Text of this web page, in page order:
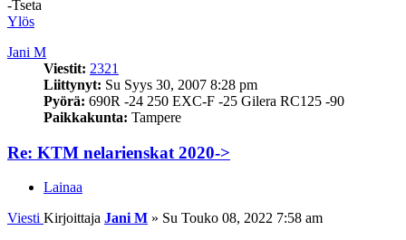
-Tseta
Ylös
Jani M
Viestit: 2321
Liittynyt: Su Syys 30, 2007 8:28 pm
Pyörä: 690R -24 250 EXC-F -25 Gilera RC125 -90
Paikkakunta: Tampere
Re: KTM nelarienskat 2020->
Lainaa
Viesti Kirjoittaja Jani M » Su Touko 08, 2022 7:58 am